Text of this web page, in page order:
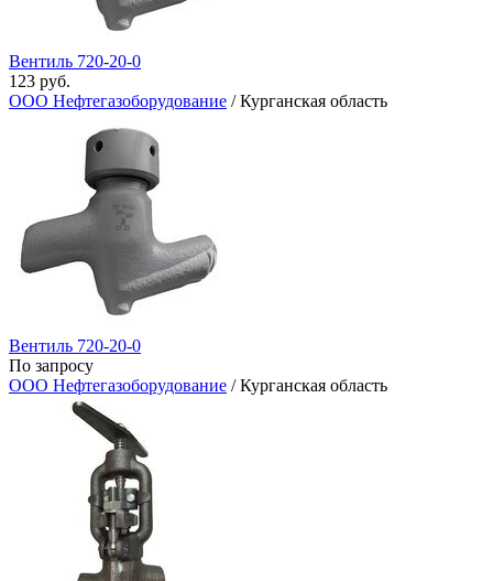
Вентиль 720-20-0
123 руб.
ООО Нефтегазоборудование / Курганская область
Вентиль 720-20-0
По запросу
ООО Нефтегазоборудование / Курганская область